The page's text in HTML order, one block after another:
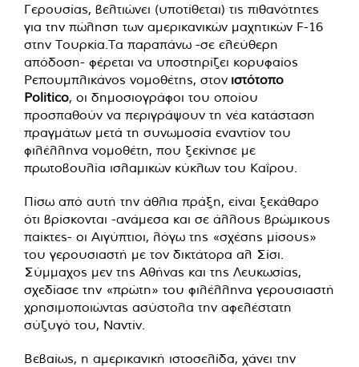
Γερουσίας, βελτιώνει (υποτίθεται) τις πιθανότητες
για την πώληση των αμερικανικών μαχητικών F-16
στην Τουρκία.Τα παραπάνω -σε ελεύθερη
απόδοση- φέρεται να υποστηρίζει κορυφαίος
Ρεπουμπλικάνος νομοθέτης, στον ιστότοπο
Politico, οι δημοσιογράφοι του οποίου
προσπαθούν να περιγράψουν τη νέα κατάσταση
πραγμάτων μετά τη συνωμοσία εναντίον του
φιλέλληνα νομοθέτη, που ξεκίνησε με
πρωτοβουλία ισλαμικών κύκλων του Καΐρου.
Πίσω από αυτή την άθλια πράξη, είναι ξεκάθαρο
ότι βρίσκονται -ανάμεσα και σε άλλους βρώμικους
παίκτες- οι Αιγύπτιοι, λόγω της «σχέσης μίσους»
του γερουσιαστή με τον δικτάτορα αλ Σίσι.
Σύμμαχος μεν της Αθήνας και της Λευκωσίας,
σχεδίασε την «πρώτη» του φιλέλληνα γερουσιαστή
χρησιμοποιώντας ασύστολα την αφελέστατη
σύζυγό του, Ναντίν.
Βεβαίως, η αμερικανική ιστοσελίδα, χάνει την